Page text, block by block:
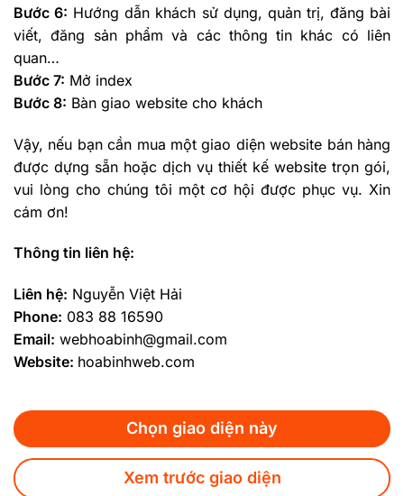
Bước 6: Hướng dẫn khách sử dụng, quản trị, đăng bài
viết, đăng sản phẩm và các thông tin khác có liên
quan…
Bước 7: Mở index
Bước 8: Bàn giao website cho khách
Vậy, nếu bạn cần mua một giao diện website bán hàng
được dựng sẵn hoặc dịch vụ thiết kế website trọn gói,
vui lòng cho chúng tôi một cơ hội được phục vụ. Xin
cám ơn!
Thông tin liên hệ:
Liên hệ: Nguyễn Việt Hải
Phone: 083 88 16590
Email: webhoabinh@gmail.com
Website: hoabinhweb.com
Chọn giao diện này
Xem trước giao diện